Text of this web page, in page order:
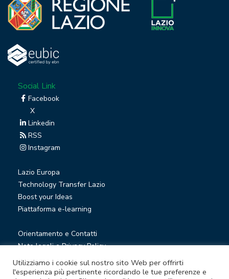
Social Link
Facebook
X
Linkedin
RSS
Instagram
Lazio Europa
Technology Transfer Lazio
Boost your Ideas
Piattaforma e-learning
Orientamento e Contatti
Note legali e Privacy Policy
Privacy Newsletter
Società trasparente
Utilizziamo i cookie sul nostro sito Web per offrirti
l'esperienza più pertinente ricordando le tue preferenze e